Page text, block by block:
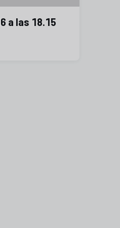
a las 18.15